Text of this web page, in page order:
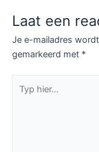
Laat een
Je e-mailadres
gemarkeerd met *
hier...